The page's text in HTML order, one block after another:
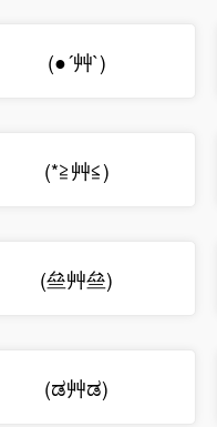
(●´艸`)
(*≧艸≦)
(亝艸亝)
(ಡ艸ಡ)